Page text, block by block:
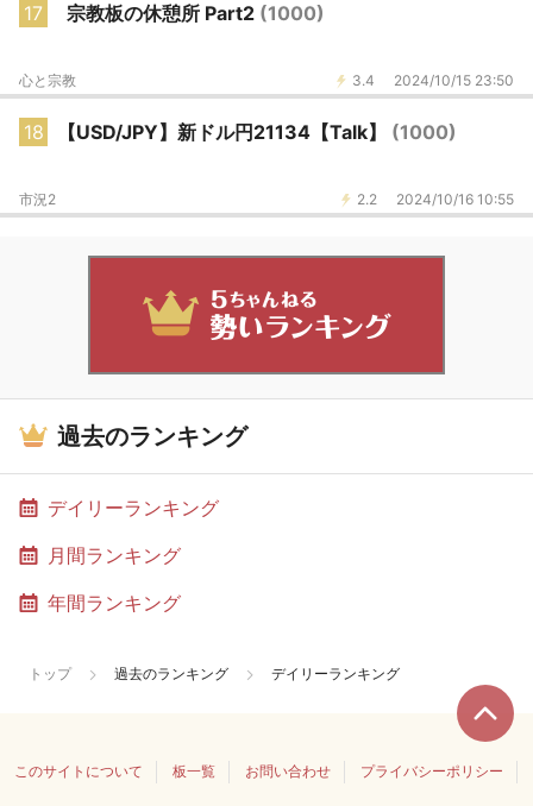
17 宗教板の休憩所 Part2 (1000)
3.4 2024/10/15 23:50
心と宗教
18 【USD/JPY】新ドル円21134【Talk】 (1000)
2.2 2024/10/16 10:55
市況2
過去のランキング
デイリーランキング
月間ランキング
年間ランキング
トップ 過去のランキング デイリーランキング
このサイトについて 板一覧 お問い合わせ プライバシーポリシー